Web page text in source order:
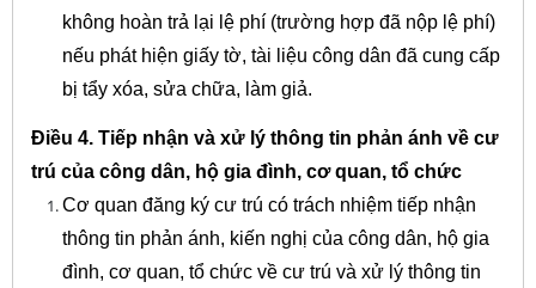
không hoàn trả lại lệ phí (trường hợp đã nộp lệ phí)
nếu phát hiện giấy tờ, tài liệu công dân đã cung cấp
bị tẩy xóa, sửa chữa, làm giả.
Điều 4. Tiếp nhận và xử lý thông tin phản ánh về cư
trú của công dân, hộ gia đình, cơ quan, tổ chức
Cơ quan đăng ký cư trú có trách nhiệm tiếp nhận
thông tin phản ánh, kiến nghị của công dân, hộ gia
đình, cơ quan, tổ chức về cư trú và xử lý thông tin